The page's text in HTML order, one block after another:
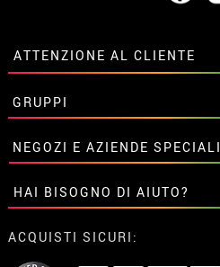
ATTENZIONE AL CLIENTE
• Su di noi
• Condizioni di vendita
• Avviso legale privacy
• Attenzione al cliente
• Utilizzo dei cookies
•Impostazioni dei cookie
GRUPPI
Sconti speciali per gruppi.
Contattaci qui
NEGOZI E AZIENDE SPECIALI
Sconti speciali per gruppi.
Contattaci qui
HAI BISOGNO DI AIUTO?
Non ho ancora fatto l'ordine
Ho gia realizzato l’ordine
ACQUISTI SICURI: